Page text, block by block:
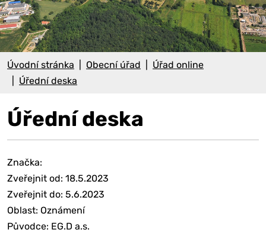
Úvodní stránka Obecní úřad
Úřad online
Úřední deska
Úřední deska
Značka:
Zveřejnit od: 18.5.2023
Zveřejnit do: 5.6.2023
Oblast: Oznámení
Původce: EG.D a.s.